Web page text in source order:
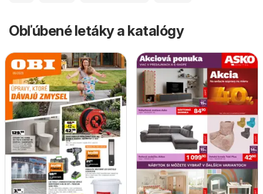
Obľúbené letáky a katalógy